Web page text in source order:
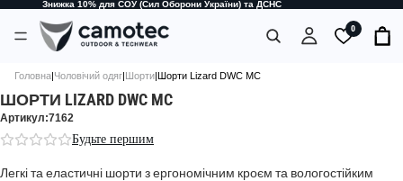
Знижка 10% для СОУ (Сил Оборони України) та ДСНС
0
Головна|Чоловічий одяг|Шорти|Шорти Lizard DWC MC
ШОРТИ LIZARD DWC MC
Артикул:7162
Будьте першим
Легкі та еластичні шорти з ергономічним кроєм та вологостійким